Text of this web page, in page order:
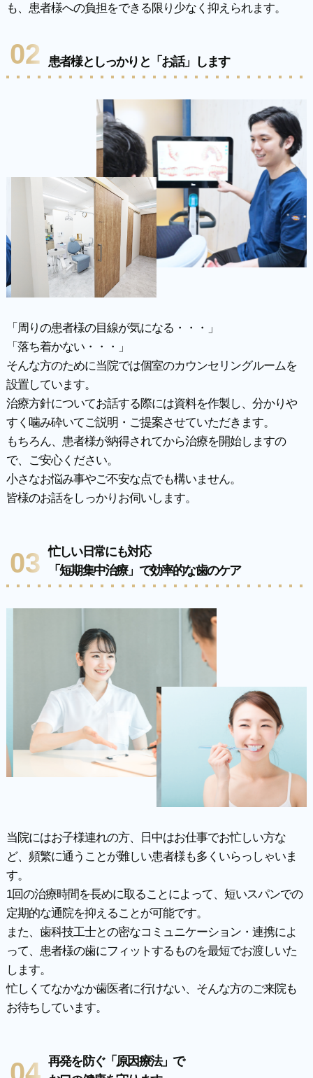
も、患者様への負担をできる限り少なく抑えられます。
02 患者様としっかりと「お話」します
「周りの患者様の目線が気になる・・・」
「落ち着かない・・・」
そんな方のために当院では個室のカウンセリングルームを
設置しています。
治療方針についてお話する際には資料を作製し、分かりや
すく噛み砕いてご説明・ご提案させていただきます。
もちろん、患者様が納得されてから治療を開始しますの
で、ご安心ください。
小さなお悩み事やご不安な点でも構いません。
皆様のお話をしっかりお伺いします。
03 忙しい日常にも対応
「短期集中治療」で効率的な歯のケア
当院にはお子様連れの方、日中はお仕事でお忙しい方な
ど、頻繁に通うことが難しい患者様も多くいらっしゃいま
す。
1回の治療時間を長めに取ることによって、短いスパンでの
定期的な通院を抑えることが可能です。
また、歯科技工士との密なコミュニケーション・連携によ
って、患者様の歯にフィットするものを最短でお渡しいた
します。
忙しくてなかなか歯医者に行けない、そんな方のご来院も
お待ちしています。
再発を防ぐ「原因療法」で